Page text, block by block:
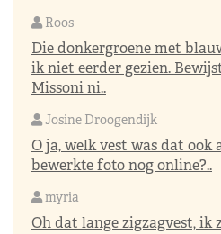
Roos
Die donkergroene met
ik niet eerder gezien.
Missoni ni..
Josine Droogendijk
O ja, welk vest was dat ook
bewerkte foto nog online?..
myria
Oh dat lange zigzagvest, ik